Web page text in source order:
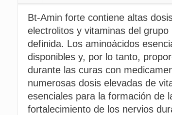
Bt-Amin forte contiene altas
electrolitos y vitaminas del
definida. Los aminoácidos
disponibles y, por lo tanto,
durante las curas con
numerosas dosis elevadas de
esenciales para la formación de
fortalecimiento de los nervios